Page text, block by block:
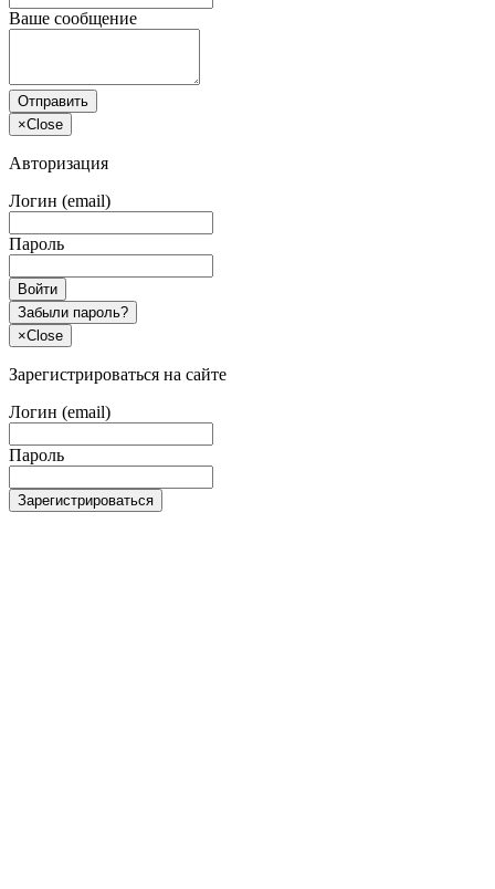
Ваше сообщение
Отправить
×Close
Авторизация
Логин (email)
Пароль
Войти
Забыли пароль?
×Close
Зарегистрироваться на сайте
Логин (email)
Пароль
Зарегистрироваться